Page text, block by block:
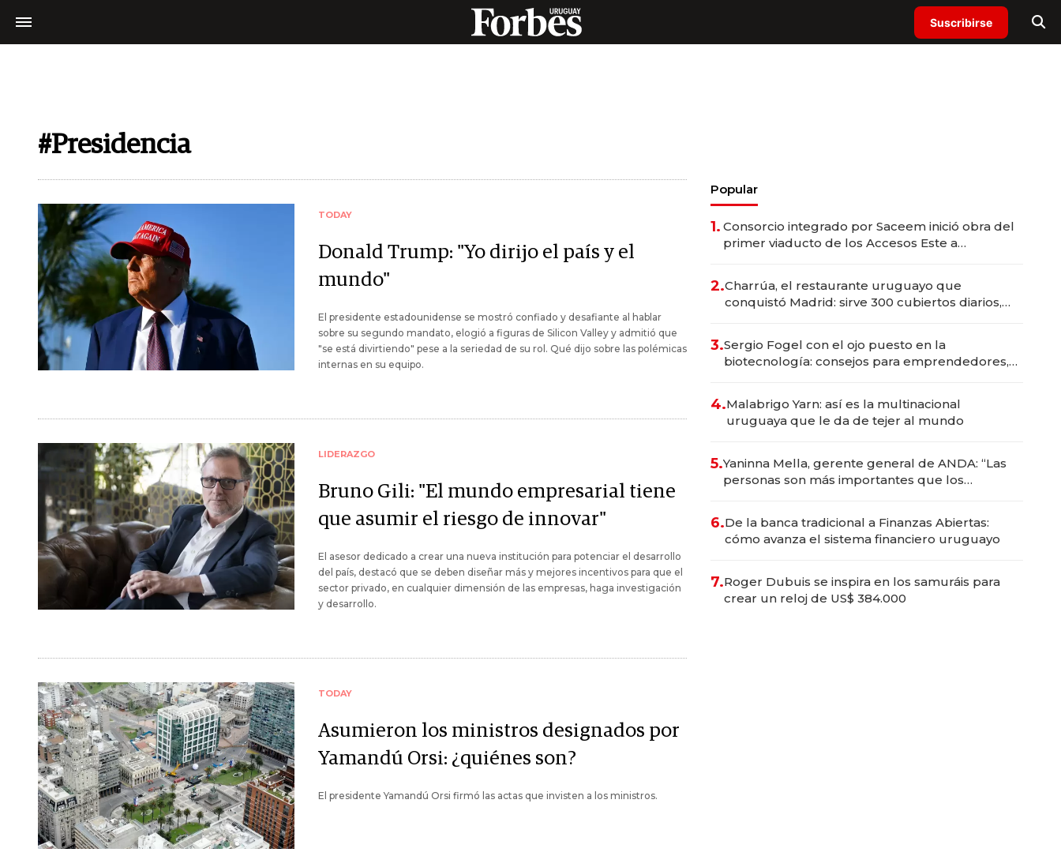
Suscribirse
#Presidencia
TODAY
Donald Trump: "Yo dirijo el país y el
mundo"
El presidente estadounidense se mostró confiado y desafiante al hablar
sobre su segundo mandato, elogió a figuras de Silicon Valley y admitió que
"se está divirtiendo" pese a la seriedad de su rol. Qué dijo sobre las polémicas
internas en su equipo.
LIDERAZGO
Bruno Gili: "El mundo empresarial tiene
que asumir el riesgo de innovar"
El asesor dedicado a crear una nueva institución para potenciar el desarrollo
del país, destacó que se deben diseñar más y mejores incentivos para que el
sector privado, en cualquier dimensión de las empresas, haga investigación
y desarrollo.
TODAY
Asumieron los ministros designados por
Yamandú Orsi: ¿quiénes son?
El presidente Yamandú Orsi firmó las actas que invisten a los ministros.
Popular
1. Consorcio integrado por Saceem inició obra del
primer viaducto de los Accesos Este a
2.Charrúa, el restaurante uruguayo que
conquistó Madrid: sirve 300 cubiertos diarios,
3.Sergio Fogel con el ojo puesto en la
biotecnología: consejos para emprendedores,
4.Malabrigo Yarn: así es la multinacional
uruguaya que le da de tejer al mundo
5.Yaninna Mella, gerente general de ANDA: “Las
personas son más importantes que los
6.De la banca tradicional a Finanzas Abiertas:
cómo avanza el sistema financiero uruguayo
7.Roger Dubuis se inspira en los samuráis para
crear un reloj de US$ 384.000